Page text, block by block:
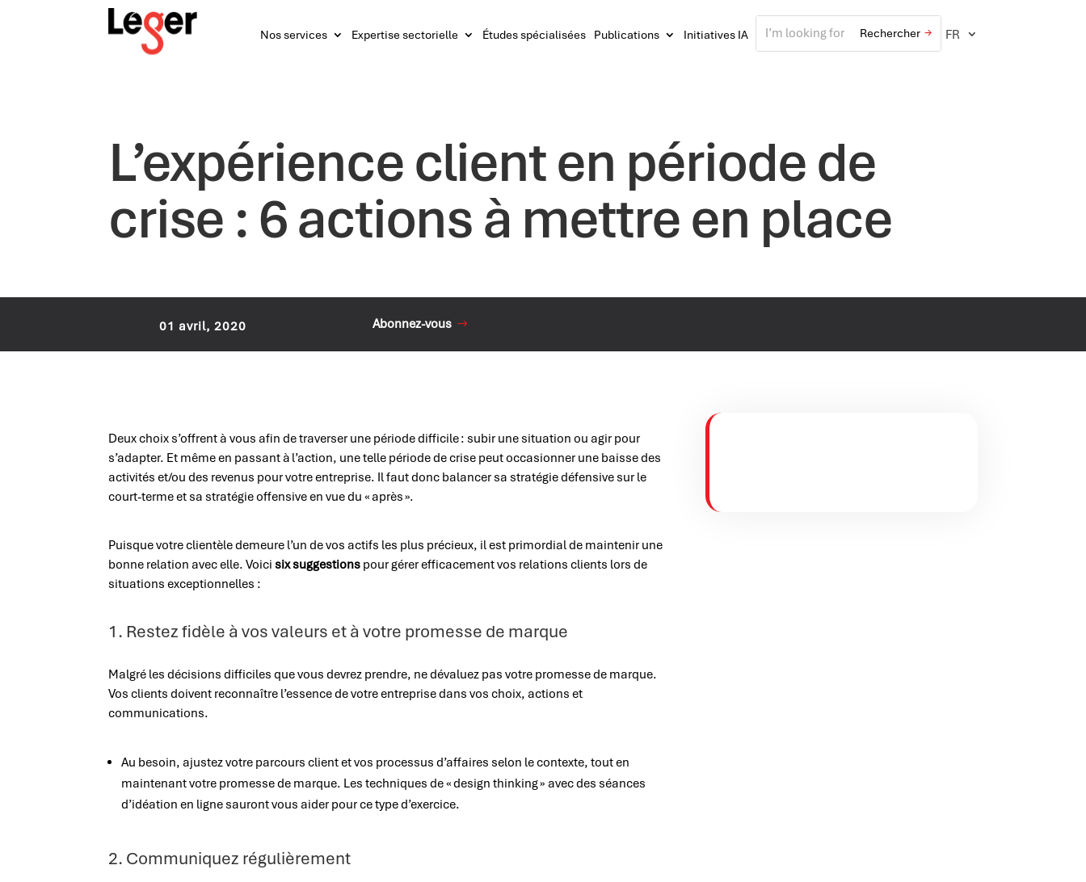
Nos services Expertise sectorielle Études spécialisées Publications Initiatives IA FR
L’expérience client en période de
crise : 6 actions à mettre en place
01 avril, 2020 Abonnez-vous
Deux choix s’offrent à vous afin de traverser une période difficile : subir une situation ou agir pour
s’adapter. Et même en passant à l’action, une telle période de crise peut occasionner une baisse des
activités et/ou des revenus pour votre entreprise. Il faut donc balancer sa stratégie défensive sur le
court-terme et sa stratégie offensive en vue du « après ».
Puisque votre clientèle demeure l’un de vos actifs les plus précieux, il est primordial de maintenir une
bonne relation avec elle. Voicisix suggestions pour gérer efficacement vos relations clients lors de
situations exceptionnelles :
1. Restez fidèle à vos valeurs et à votre promesse de marque
Malgré les décisions difficiles que vous devrez prendre, ne dévaluez pas votre promesse de marque.
Vos clients doivent reconnaître l’essence de votre entreprise dans vos choix, actions et
communications.
Au besoin, ajustez votre parcours client et vos processus d’affaires selon le contexte, tout en
maintenant votre promesse de marque. Les techniques de « design thinking » avec des séances
d’idéation en ligne sauront vous aider pour ce type d’exercice.
2. Communiquez régulièrement